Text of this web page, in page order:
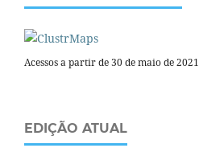
Acessos a partir de 30 de maio de 2021
EDIÇÃO ATUAL